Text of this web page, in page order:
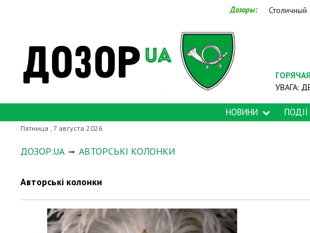
Дозоры: Столичный
УВАГА:
НОВИНИ ПОДІЇ
Пятница , 7 августа 2026
ДОЗОР.UA АВТОРСЬКІ КОЛОНКИ
Авторські колонки